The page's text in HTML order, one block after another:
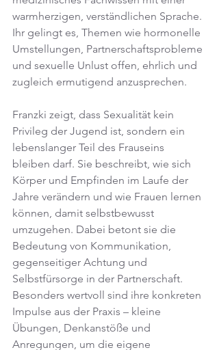
warmherzigen, verständlichen Sprache.
Ihr gelingt es, Themen wie hormonelle
Umstellungen, Partnerschaftsprobleme
und sexuelle Unlust offen, ehrlich und
zugleich ermutigend anzusprechen.
Franzki zeigt, dass Sexualität kein
Privileg der Jugend ist, sondern ein
lebenslanger Teil des Frauseins
bleiben darf. Sie beschreibt, wie sich
Körper und Empfinden im Laufe der
Jahre verändern und wie Frauen lernen
können, damit selbstbewusst
umzugehen. Dabei betont sie die
Bedeutung von Kommunikation,
gegenseitiger Achtung und
Selbstfürsorge in der Partnerschaft.
Besonders wertvoll sind ihre konkreten
Impulse aus der Praxis – kleine
Übungen, Denkanstöße und
Anregungen, um die eigene